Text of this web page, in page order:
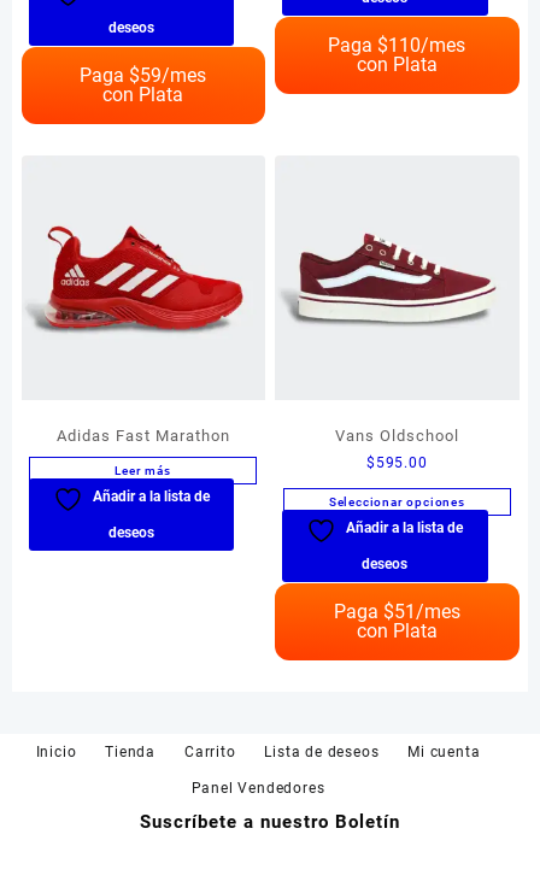
$750.00
tiene
múltiples
variantes.
Las
en
la
página
de
deseos
Paga $59/mes
con Plata
tiene
múltiples
variantes.
Las
la
página
producto
Paga $110/mes
con Plata
Adidas Fast Marathon
Leer más
Añadir a la lista de
deseos
Vans Oldschool
$ 595.00
Seleccionar opciones
Este
tiene
múltiples
variantes.
elegir
página
Añadir a la lista de
deseos
Paga $51 /mes
con Plata
Inicio Tienda Carrito Lista de deseos Mi cuenta
Panel Vendedores
Suscríbete a nuestro Boletín